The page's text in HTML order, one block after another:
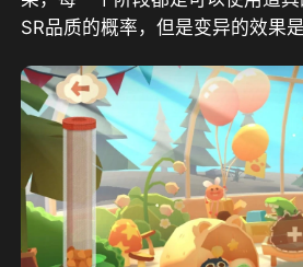
SR品质的概率，但是变异的效果